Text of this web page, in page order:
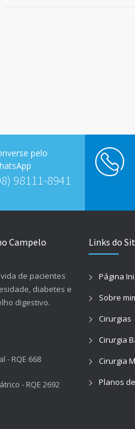
pelo
98111-8941
Campelo
de pacientes
diabetes e
digestivo.
- RQE 668
- RQE 2692
Links do
Página
Sobre
Cirurgias
Cirurgia
Cirurgia
Planos